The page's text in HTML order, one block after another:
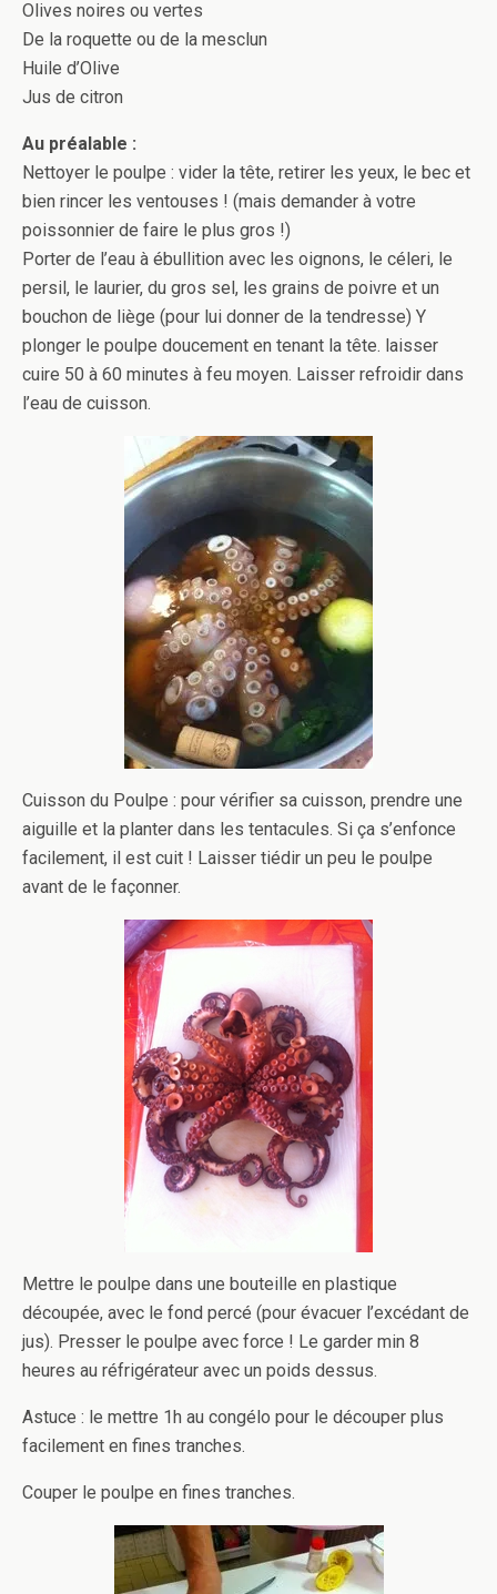
Olives noires ou vertes
De la roquette ou de la mesclun
Huile d’Olive
Jus de citron
Au préalable :
Nettoyer le poulpe : vider la tête, retirer les yeux, le bec et
bien rincer les ventouses ! (mais demander à votre
poissonnier de faire le plus gros !)
Porter de l’eau à ébullition avec les oignons, le céleri, le
persil, le laurier, du gros sel, les grains de poivre et un
bouchon de liège (pour lui donner de la tendresse) Y
plonger le poulpe doucement en tenant la tête. laisser
cuire 50 à 60 minutes à feu moyen. Laisser refroidir dans
l’eau de cuisson.
Cuisson du Poulpe : pour vérifier sa cuisson, prendre une
aiguille et la planter dans les tentacules. Si ça s’enfonce
facilement, il est cuit ! Laisser tiédir un peu le poulpe
avant de le façonner.
Mettre le poulpe dans une bouteille en plastique
découpée, avec le fond percé (pour évacuer l’excédant de
jus). Presser le poulpe avec force ! Le garder min 8
heures au réfrigérateur avec un poids dessus.
Astuce : le mettre 1h au congélo pour le découper plus
facilement en fines tranches.
Couper le poulpe en fines tranches.